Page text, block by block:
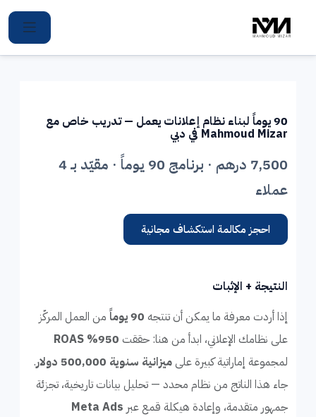
90 يوماً لبناء نظام إعلانات يعمل — تدريب خاص مع
Mahmoud Mizar في دبي
7,500 درهم · برنامج 90 يوماً · مقيّد بـ 4
عملاء
احجز مكالمة استكشاف مجانية
النتيجة + الإثبات
إذا أردت معرفة ما يمكن أن تنتجه 90 يوماً
من العمل المركّز
على نظامك الإعلاني، ابدأ من هنا: حققت 950% ROAS
لمجموعة إماراتية كبيرة على ميزانية سنوية 500,000 دولار
.
جاء هذا الناتج من نظام محدد — تحليل بيانات تاريخية، تجزئة
جمهور متقدمة، وإعادة هيكلة قمع عبر Meta Ads